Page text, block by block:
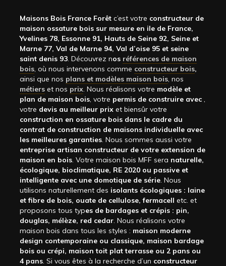
Maisons Bois France Forêt c’est votre constructeur de
maison ossature bois sur mesure en ile de France,
Yvelines 78, Essonne 91, Hauts de Seine 92, Seine et
Marne 77, Val de Marne 94, Val d’oise 95 et seine
saint denis 93. Découvrez nos références de maison
bois, où nous intervenons comme constructeur bois,
ainsi que nos plans et modèles maison bois, nos
métiers et nos prix. Nous réalisons votre modèle et
plan de maison bois, votre permis de construire avec ,
votre devis au meilleur prix et biensûr votre
construction en ossature bois dans le cadre du
contrat de construction de maisons individuelle avec
les meilleures garanties. Nous sommes aussi votre
entreprise artisan constructeur de votre extension de
maison en bois. Votre maison bois MFF sera naturelle,
écologique, bioclimatique, RE 2020 ou passive et
intelligente avec une domotique de série. Nous
utilisons naturellement des isolants écologiques : laine
et fibre de bois, ouate de cellulose, fermacell etc. et
proposons tous types de bardages et crépis : pin,
douglas, mélèze, red cedar. Nous réalisons votre
maison bois dans tous les styles : maison moderne
design contemporaine ou classique, maison bardage
bois ou crépi, maison toit plat terrasse ou 2 pans ou
4 pans. Si vous êtes à la recherche d’un constructeur